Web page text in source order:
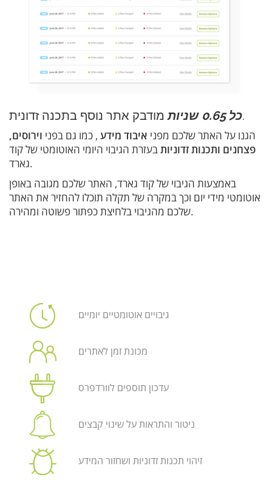
כל 0.65 שניותמודבק אתר נוסף בתכנה זדונית.
הגנו על האתר שלכם מפני איבוד מידע , כמו גם בפני וירוסים,
פצחנים ותכנות זדוניותבעזרת הגיבוי היומי האוטומטי של קוד
גארד.
באמצעות הגיבוי של קוד גארד, האתר שלכם מגובה באופן
אוטומטי מידי יום וכך במקרה של תקלה תוכלו להחזיר את האתר
שלכם מהגיבוי בלחיצת כפתור פשוטה ומהירה.
גיבויים אוטומטיים יומיים
מכונת זמן לאתרים
עדכון תוספים לוורדפרס
ניטור והתראות על שינוי קבצים
זיהוי תכנות זדוניות ושחזור המידע